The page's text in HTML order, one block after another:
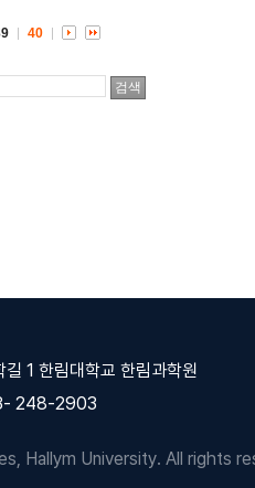
40
1 한림대학교 한림과학원
248-2903
Hallym University. All rights